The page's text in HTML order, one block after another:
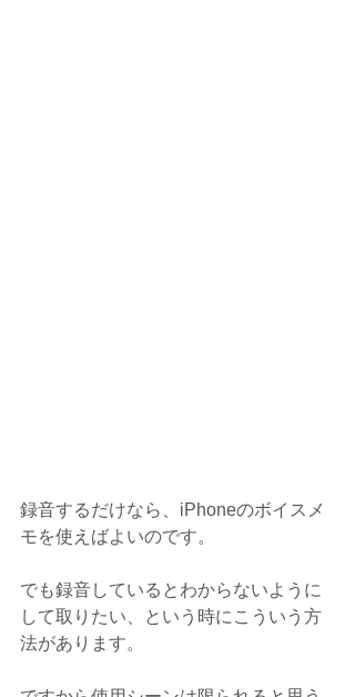
録音するだけなら、iPhoneのボイスメ
モを使えばよいのです。
でも録音しているとわからないように
して取りたい、という時にこういう方
法があります。